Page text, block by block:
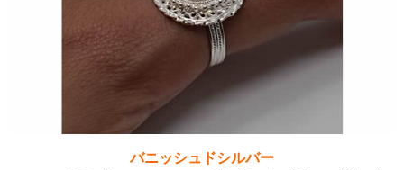
バニッシュドシルバー